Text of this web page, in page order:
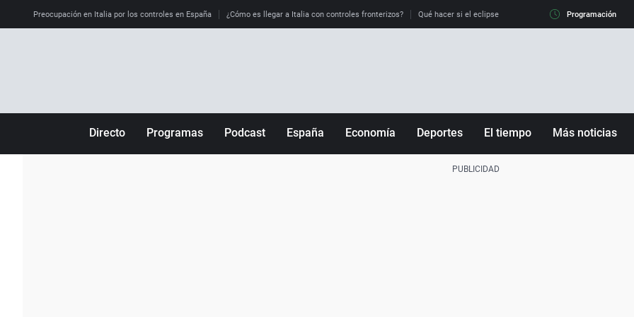
Preocupación en Italia por los controles en España ¿Cómo es llegar a Italia con controles fronterizos? Qué hacer si el eclipse me pilla conduciendo Qué tiempo
Programación
Directo Programas Podcast España Economía Deportes El tiempo Más noticias